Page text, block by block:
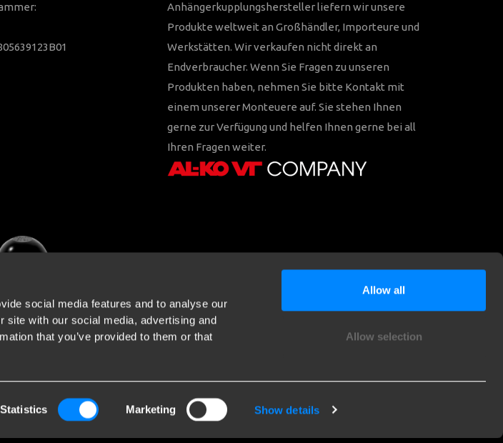
social media features and to analyse our
site with our social media, advertising and
that you’ve provided to them or that
Statistics Marketing Show details
Allow all
Allow selection
Anhängerkupplungshersteller liefern wir unsere
Produkte weltweit an Großhändler, Importeure und
Werkstätten. Wir verkaufen nicht direkt an
Endverbraucher. Wenn Sie Fragen zu unseren
Produkten haben, nehmen Sie bitte Kontakt mit
einem unserer Monteuere auf. Sie stehen Ihnen
gerne zur Verfügung und helfen Ihnen gerne bei all
Ihren Fragen weiter.